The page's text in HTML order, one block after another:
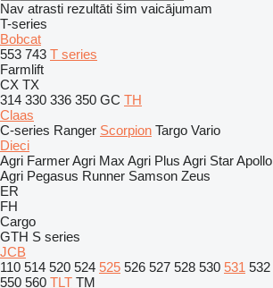
Nav atrasti rezultāti šim vaicājumam
T-series
Bobcat
553 743 T series
Farmlift
CX TX
314 330 336 350 GC TH
Claas
C-series Ranger Scorpion Targo Vario
Dieci
Agri FarmerAgri Max Agri Plus Agri StarApollo
Agri Pegasus Runner Samson Zeus
ER
FH
Cargo
GTH S series
JCB
110 514 520 524 525 526 527 528 530 531 532
550 560 TLT TM